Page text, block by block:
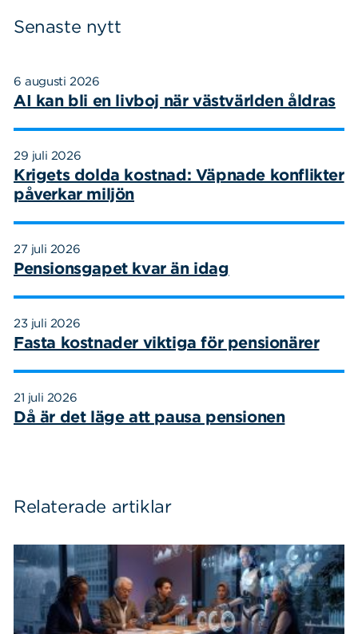
Senaste nytt
6 augusti 2026
AI kan bli en livboj när västvärlden åldras
29 juli 2026
Krigets dolda kostnad: Väpnade konflikter
påverkar miljön
27 juli 2026
Pensionsgapet kvar än idag
23 juli 2026
Fasta kostnader viktiga för pensionärer
21 juli 2026
Då är det läge att pausa pensionen
Relaterade artiklar
Sök på sidan:Sök
efter: